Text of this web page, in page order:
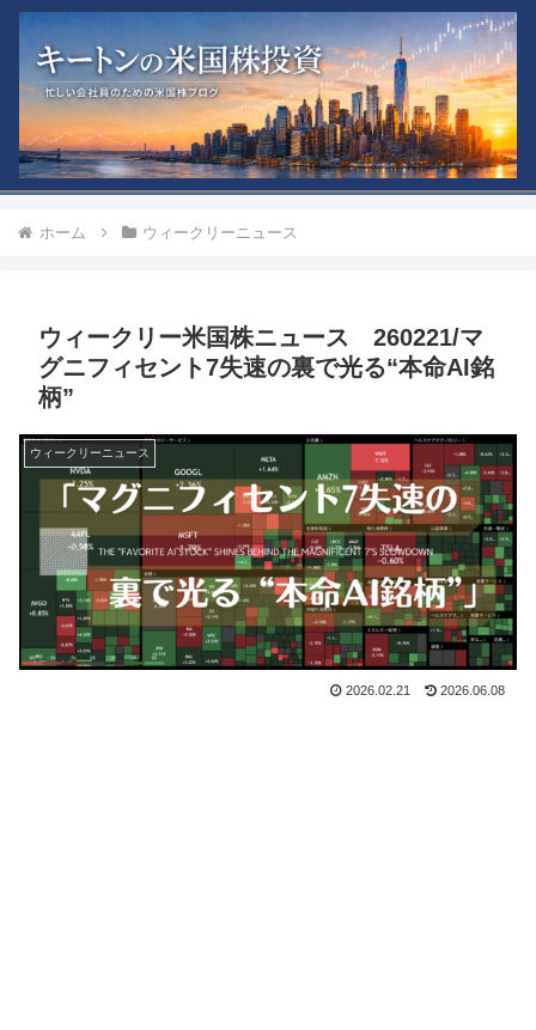
ホーム ウィークリーニュース
ウィークリー米国株ニュース 260221/マ
グニフィセント7失速の裏で光る“本命AI銘
柄”
ウィークリーニュース
2026.02.21 2026.06.08